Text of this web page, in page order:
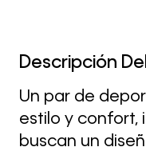
Descripción
Un par de
estilo y confort,
buscan un